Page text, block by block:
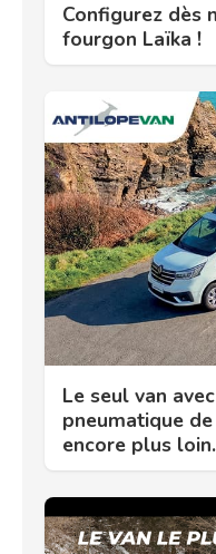
Configurez dès
fourgon Laïka !
Le seul van
pneumatique
encore plus loin.